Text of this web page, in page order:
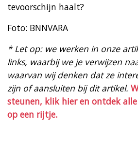
tevoorschijn haalt?
Foto: BNNVARA
* Let op: we werken in onze
links, waarbij we je verwijzen
waarvan wij denken dat ze
zijn of aansluiten bij dit artikel.
steunen, klik hier en ontdek
op een rijtje.